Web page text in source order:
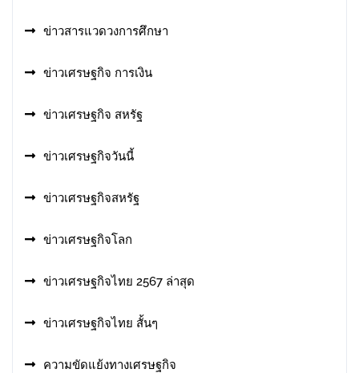
ข่าวสารแวดวงการศึกษา
ข่าวเศรษฐกิจ การเงิน
ข่าวเศรษฐกิจ สหรัฐ
ข่าวเศรษฐกิจวันนี้
ข่าวเศรษฐกิจสหรัฐ
ข่าวเศรษฐกิจโลก
ข่าวเศรษฐกิจไทย 2567 ล่าสุด
ข่าวเศรษฐกิจไทย สั้นๆ
ความขัดแย้งทางเศรษฐกิจ